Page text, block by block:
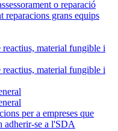
o reparació
reparacions grans equips
reactius, material fungible i
reactius, material fungible i
per a empreses que
adherir-se a l'SDA